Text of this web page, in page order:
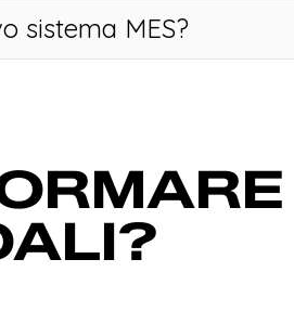
sistema MES?